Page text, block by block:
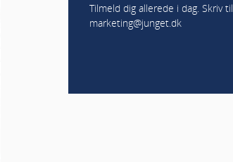
Tilmeld dig allerede i dag. Skriv til
marketing@junget.dk